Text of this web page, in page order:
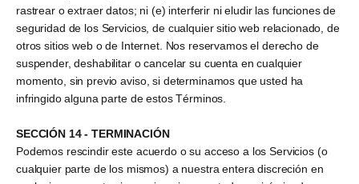
rastrear o extraer datos; ni (e) interferir ni eludir las funciones de
seguridad de los Servicios, de cualquier sitio web relacionado, de
otros sitios web o de Internet. Nos reservamos el derecho de
suspender, deshabilitar o cancelar su cuenta en cualquier
momento, sin previo aviso, si determinamos que usted ha
infringido alguna parte de estos Términos.
SECCIÓN 14 - TERMINACIÓN
Podemos rescindir este acuerdo o su acceso a los Servicios (o
cualquier parte de los mismos) a nuestra entera discreción en